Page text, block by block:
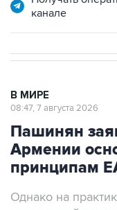
канале
В МИРЕ
08:47, 7 августа 2026
Пашинян
Армении
принципам
Однако на